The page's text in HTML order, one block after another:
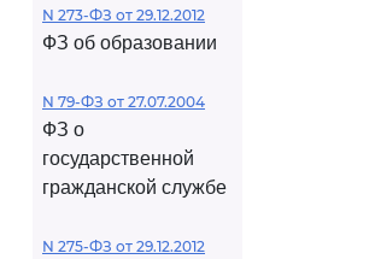
N 273-ФЗ от 29.12.2012
ФЗ об образовании
N 79-ФЗ от 27.07.2004
ФЗ о
государственной
гражданской службе
N 275-ФЗ от 29.12.2012